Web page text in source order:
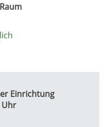
Einrichtung
Uhr